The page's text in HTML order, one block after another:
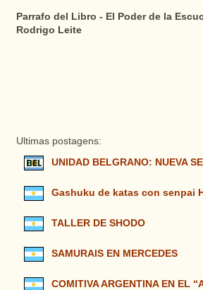
Parrafo del Libro - El Poder de la
Rodrigo Leite​
Ultimas postagens:
UNIDAD BELGRANO: NUEVA
Gashuku de katas con senpai
TALLER DE SHODO
SAMURAIS EN MERCEDES
COMITIVA ARGENTINA EN EL